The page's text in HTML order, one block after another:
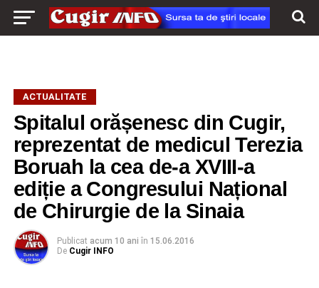
ACTUALITATE
Spitalul orășenesc din Cugir,
reprezentat de medicul Terezia
Boruah la cea de-a XVIII-a
ediție a Congresului Național
de Chirurgie de la Sinaia
Publicat acum 10 ani în 15.06.2016
De Cugir INFO